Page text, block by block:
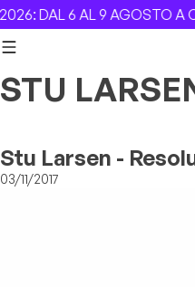
Skip to content
6 AL 9 AGOSTO A
STU
Stu Larsen -
03/11/2017